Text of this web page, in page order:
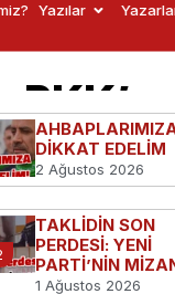
Yazılar
Fas’ta PKK’yı
DİKKAT EDELİM
2 Ağustos 2026
TAKLİDİN SON
PERDESİ: YENİ
PARTİ’NİN
1 Ağustos 2026